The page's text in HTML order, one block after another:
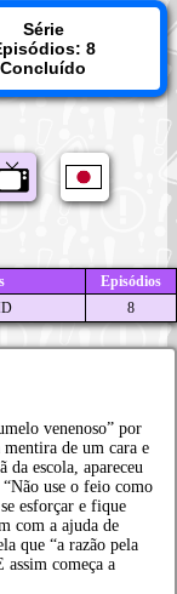
Série
8
Concluído
Episódios
8
venenoso” por
de um cara e
da escola, apareceu
use o feio como
esforçar e fique
com a ajuda de
que “a razão pela
começa a